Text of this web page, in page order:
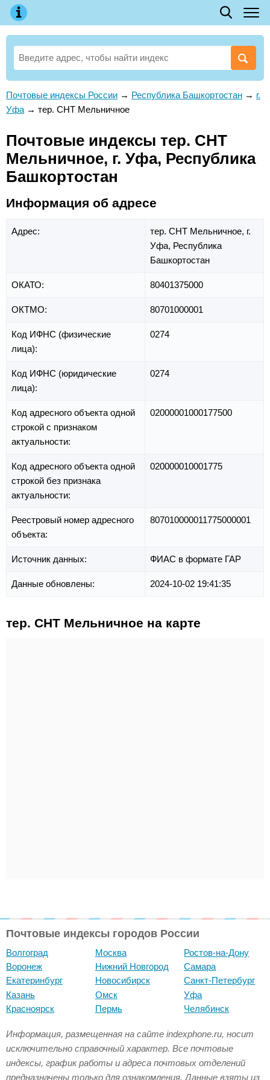
Почтовые индексы России → Республика Башкортостан → г.
Уфа → тер. СНТ Мельничное
Почтовые индексы тер. СНТ
Мельничное, г. Уфа, Республика
Башкортостан
Информация об адресе
Адрес: тер. СНТ Мельничное, г.
Уфа, Республика
Башкортостан
ОКАТО: 80401375000
ОКТМО: 80701000001
Код ИФНС (физические
лица):
0274
Код ИФНС (юридические
лица):
0274
Код адресного объекта одной
строкой с признаком
актуальности:
02000001000177500
Код адресного объекта одной
строкой без признака
актуальности:
020000010001775
Реестровый номер адресного
объекта:
807010000011775000001
Источник данных: ФИАС в формате ГАР
Данные обновлены: 2024-10-02 19:41:35
тер. СНТ Мельничное на карте
Почтовые индексы городов России
Волгоград
Воронеж
Екатеринбург
Казань
Красноярск
Москва
Нижний Новгород
Новосибирск
Омск
Пермь
Ростов-на-Дону
Самара
Санкт-Петербург
Уфа
Челябинск
Информация, размещенная на сайте indexphone.ru, носит
исключительно справочный характер. Все почтовые
индексы, график работы и адреса почтовых отделений
предназначены только для ознакомления. Данные взяты из